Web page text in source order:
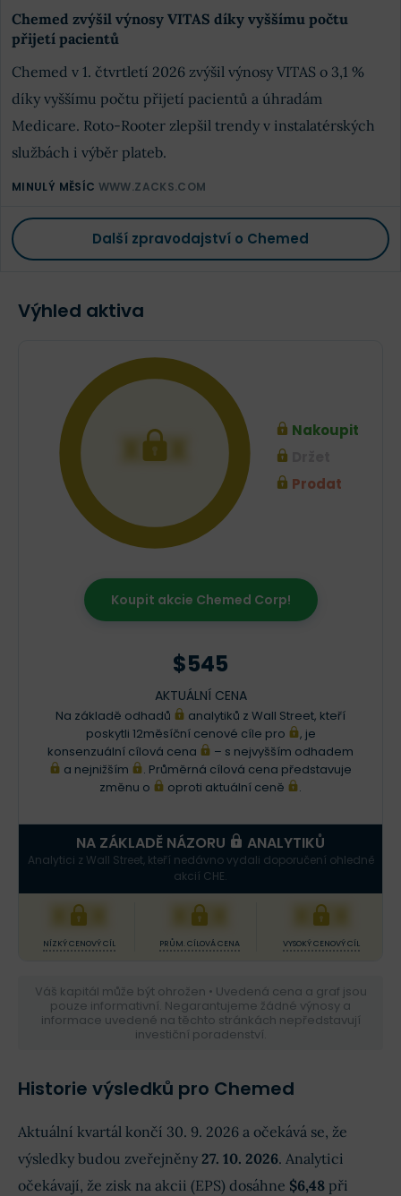
Chemed zvýšil výnosy VITAS díky vyššímu počtu
přijetí pacientů
Chemed v 1. čtvrtletí 2026 zvýšil výnosy VITAS o 3,1 %
díky vyššímu počtu přijetí pacientů a úhradám
Medicare. Roto-Rooter zlepšil trendy v instalatérských
službách i výběr plateb.
MINULÝ MĚSÍC WWW.ZACKS.COM
Další zpravodajství o Chemed
Výhled aktiva
XXX
Nakoupit
Prodat
Koupit akcie Chemed Corp!
$545
AKTUÁLNÍ CENA
Na základě odhadů
analytiků z Wall Street, kteří
poskytli 12měsíční cenové cíle pro
, je
konsenzuální cílová cena
– s nejvyšším odhadem
a nejnižším
. Průměrná cílová cena představuje
změnu o
oproti aktuální ceně .
NA ZÁKLADĚ NÁZORU ANALYTIKŮ
Analytici z Wall Street, kteří nedávno vydali doporučení ohledně
akcií CHE.
XXX
NÍZKÝ CENOVÝ CÍL
XXX
PRŮM. CÍLOVÁ CENA
XXX
VYSOKÝ CENOVÝ CÍL
Váš kapitál může být ohrožen • Uvedená cena a graf jsou
pouze informativní. Negarantujeme žádné výnosy a
informace uvedené na těchto stránkách nepředstavují
investiční poradenství.
Historie výsledků pro Chemed
Aktuální kvartál končí 30. 9. 2026 a očekává se, že
výsledky budou zveřejněny 27. 10. 2026. Analytici
očekávají, že zisk na akcii (EPS) dosáhne $6,48 při